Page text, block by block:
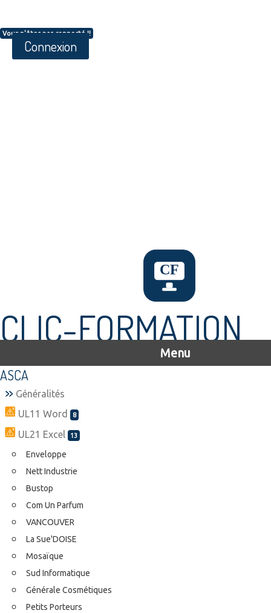
Vous n'êtes pas connecté !!
Connexion
CLIC-FORMATION
Menu
ASCA
Généralités
UL11 Word
8
UL21 Excel 13
Enveloppe
Nett Industrie
Bustop
Com Un Parfum
VANCOUVER
La Sue'DOISE
Mosaïque
Sud Informatique
Générale Cosmétiques
Petits Porteurs